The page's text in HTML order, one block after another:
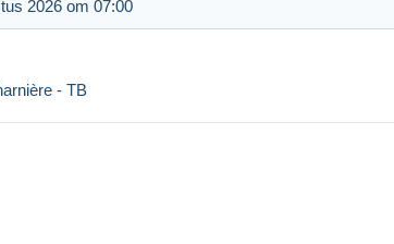
2026 om 07:00
- TB